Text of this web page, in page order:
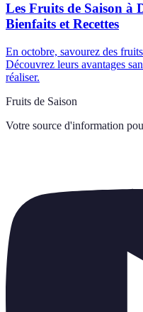
Les Fruits de Saison à
Bienfaits et Recettes
En octobre, savourez des
Découvrez leurs avantages
réaliser.
Fruits de Saison
Votre source d'information